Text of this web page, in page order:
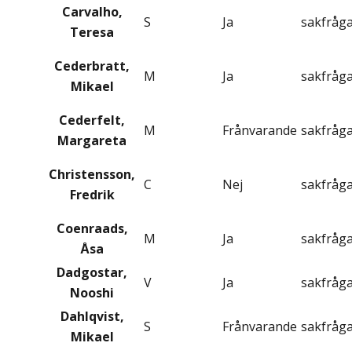
Carvalho,
Teresa
S Ja
Cederbratt,
Mikael
M Ja
Cederfelt,
Margareta
M Frånvarande
Christensson,
Fredrik
C Nej
Coenraads,
Åsa
M Ja
Dadgostar,
Nooshi
V Ja
Dahlqvist,
Mikael
S Frånvarande